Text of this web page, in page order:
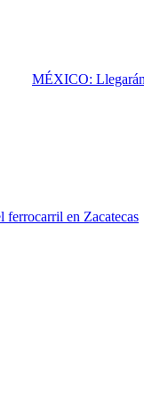
MÉXICO:
en Zacatecas